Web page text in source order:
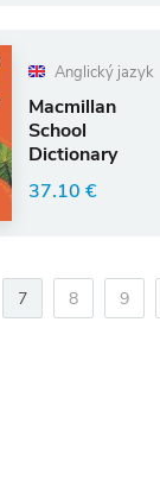
Anglický jazyk
Macmillan
School
Dictionary
37.10 €
7 8 9